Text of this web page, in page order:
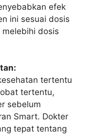
efek
ini sesuai dosis
dosis
tertentu
tertentu,
sebelum
Smart. Dokter
tepat tentang